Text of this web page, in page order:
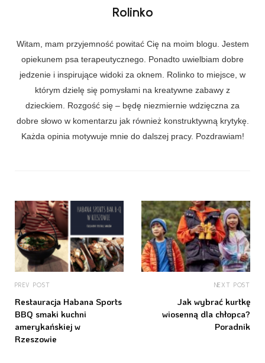
Rolinko
Witam, mam przyjemność powitać Cię na moim blogu. Jestem
opiekunem psa terapeutycznego. Ponadto uwielbiam dobre
jedzenie i inspirujące widoki za oknem. Rolinko to miejsce, w
którym dzielę się pomysłami na kreatywne zabawy z
dzieckiem. Rozgość się – będę niezmiernie wdzięczna za
dobre słowo w komentarzu jak również konstruktywną krytykę.
Każda opinia motywuje mnie do dalszej pracy. Pozdrawiam!
PREV POST
Restauracja Habana Sports
BBQ smaki kuchni
amerykańskiej w
Rzeszowie
NEXT POST
Jak wybrać kurtkę
wiosenną dla chłopca?
Poradnik